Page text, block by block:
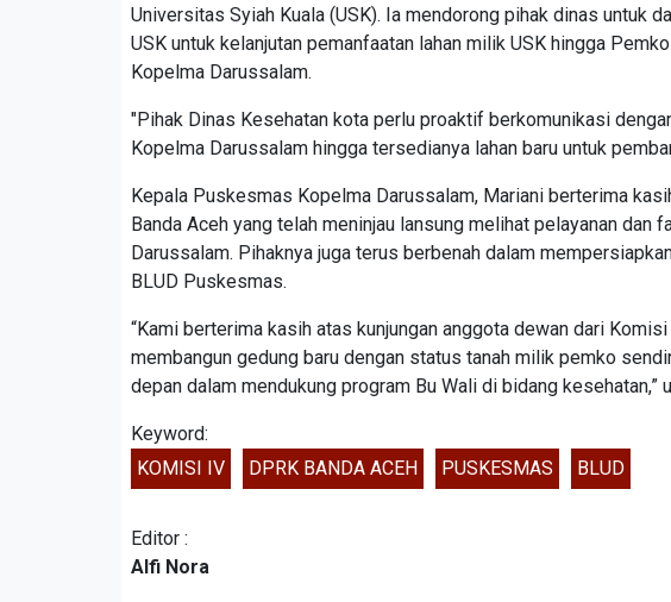
Universitas Syiah Kuala (USK). Ia mendorong pihak dinas untuk
USK untuk kelanjutan pemanfaatan lahan milik USK hingga
Kopelma Darussalam.
"Pihak Dinas Kesehatan kota perlu proaktif berkomunikasi
Kopelma Darussalam hingga tersedianya lahan baru untuk
Kepala Puskesmas Kopelma Darussalam, Mariani berterima
Banda Aceh yang telah meninjau lansung melihat pelayanan
Darussalam. Pihaknya juga terus berbenah dalam
BLUD Puskesmas.
“Kami berterima kasih atas kunjungan anggota dewan dari
membangun gedung baru dengan status tanah milik pemko
depan dalam mendukung program Bu Wali di bidang kesehatan,”
Keyword:
KOMISI IV
DPRK BANDA ACEH PUSKESMAS BLUD
Editor :
Alfi Nora